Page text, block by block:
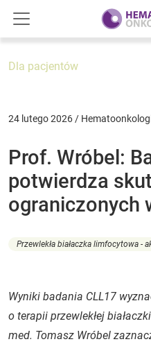
Dla pacjentów
24 lutego 2026 /
Prof. Wróbel:
potwierdza
ograniczonych
Przewlekła białaczka limfocytowa -
Wyniki badania CLL17
o terapii przewlekłej
med. Tomasz Wróbel